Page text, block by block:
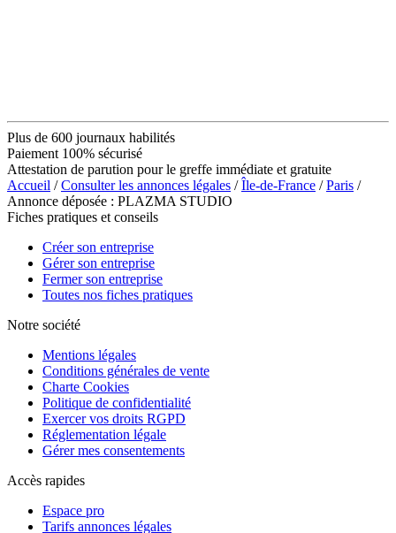
Plus de 600 journaux habilités
Paiement 100% sécurisé
Attestation de parution pour le greffe immédiate et gratuite
Accueil /Consulter les annonces légales /Île-de-France /Paris /
Annonce déposée : PLAZMA STUDIO
Fiches pratiques et conseils
Créer son entreprise
Gérer son entreprise
Fermer son entreprise
Toutes nos fiches pratiques
Notre société
Mentions légales
Conditions générales de vente
Charte Cookies
Politique de confidentialité
Exercer vos droits RGPD
Réglementation légale
Gérer mes consentements
Accès rapides
Espace pro
Tarifs annonces légales